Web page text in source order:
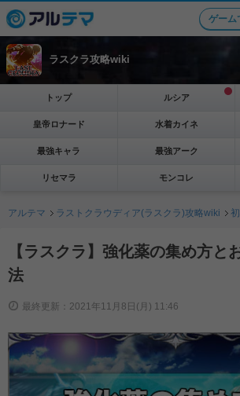
ゲーム
ラスクラ攻略wiki
トップ ルシア
皇帝ロナード 水着カイネ
最強キャラ 最強アーク
リセマラ モンコレ
アルテマ ラストクラウディア(ラスクラ)攻略wiki
【ラスクラ】強化薬の集め方と
法
最終更新：2021年11月8日(月) 11:46